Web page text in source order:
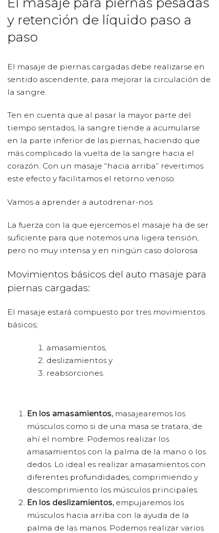
y retención de líquido paso a
paso
El masaje de piernas cargadas debe realizarse en
sentido ascendente, para mejorar la circulación de
la sangre.
Ten en cuenta que al pasar la mayor parte del
tiempo sentados, la sangre tiende a acumularse
en la parte inferior de las piernas, haciendo que
más complicado la vuelta de la sangre hacia el
corazón. Con un masaje “hacia arriba” revertimos
este efecto y facilitamos el retorno venoso.
Vamos a aprender a autodrenar-nos
La fuerza con la que ejercemos el masaje ha de ser
suficiente para que notemos una ligera tensión,
pero no muy intensa y en ningún caso dolorosa.
Movimientos básicos del auto masaje para
piernas cargadas:
El masaje estará compuesto por tres movimientos
básicos;
amasamientos,
deslizamientos y
reabsorciones.
En los amasamientos, masajearemos los
músculos como si de una masa se tratara, de
ahí el nombre. Podemos realizar los
amasamientos con la palma de la mano o los
dedos. Lo ideal es realizar amasamientos con
diferentes profundidades, comprimiendo y
descomprimiento los músculos principales.
En los deslizamientos, empujaremos los
músculos hacia arriba con la ayuda de la
palma de las manos. Podemos realizar varios